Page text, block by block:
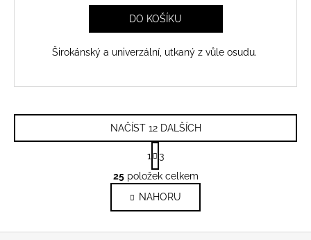
DO KOŠÍKU
Širokánský a univerzální, utkaný z vůle osudu.
O
v
l
á
d
NAČÍST 12 DALŠÍCH
S
t
r
á
n
k
1
3
25položek celkem
NAHORU